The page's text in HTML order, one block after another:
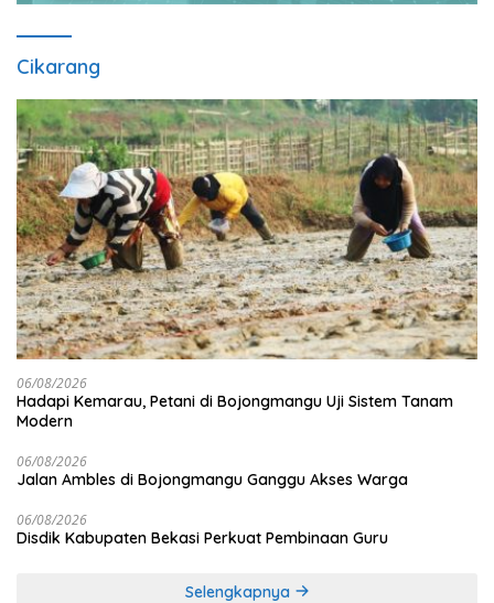
Cikarang
06/08/2026
Hadapi Kemarau, Petani di Bojongmangu Uji Sistem Tanam
Modern
06/08/2026
Jalan Ambles di Bojongmangu Ganggu Akses Warga
06/08/2026
Disdik Kabupaten Bekasi Perkuat Pembinaan Guru
Selengkapnya